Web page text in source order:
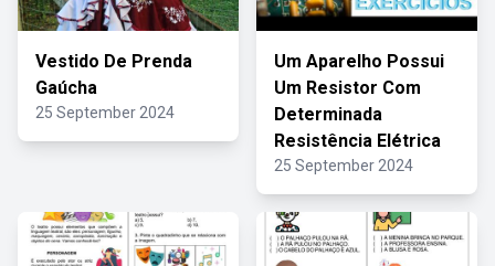
Vestido De Prenda
Gaúcha
25 September 2024
Um Aparelho Possui
Um Resistor Com
Determinada
Resistência Elétrica
25 September 2024